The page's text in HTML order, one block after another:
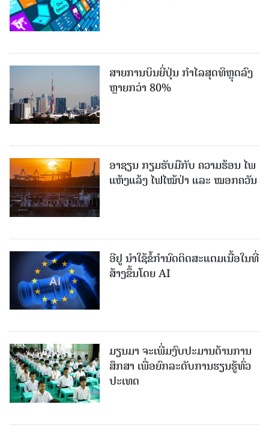
ສາຍການບິນຍີ່ປຸ່ນ ກຳໄລສຸດທິຫຼຸດລົງ
ຫຼາຍກວ່າ 80%
ອາຊຽນ ກຽມຮັບມືກັບ ຄວາມຮ້ອນ ໄພ
ແຫ້ງແລ້ງ ໄຟໄໝ້ປ່າ ແລະ ໝອກຄວັນ
ອີຢູ ນຳໃຊ້ຂໍ້ກຳນົດຕິດສະແຕມເນື້ອໃນທີ່
ສ້າງຂຶ້ນໂດຍ AI
ມຽນມາ ຈະເພີ່ມງົບປະມານດ້ານການ
ສຶກສາ ເພື່ອຍົກລະດັບການຮຽນຮູ້ທົ່ວ
ປະເທດ